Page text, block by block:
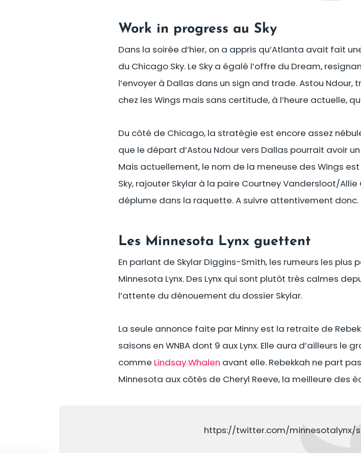
Work in progress au Sky
Dans la soirée d’hier, on a appris qu’Atlanta avait fait
du Chicago Sky. Le Sky a égalé l’offre du Dream,
l’envoyer à Dallas dans un sign and trade. Astou
chez les Wings mais sans certitude, à l’heure actuelle,
Du côté de Chicago, la stratégie est encore assez
que le départ d’Astou Ndour vers Dallas pourrait avoir
Mais actuellement, le nom de la meneuse des Wings
Sky, rajouter Skylar à la paire Courtney Vandersloot/
déplume dans la raquette. A suivre attentivement donc.
Les Minnesota Lynx guettent
En parlant de Skylar Diggins-Smith, les rumeurs les
Minnesota Lynx. Des Lynx qui sont plutôt très calmes
l’attente du dénouement du dossier Skylar.
La seule annonce faite par Minny est la retraite de
saisons en WNBA dont 9 aux Lynx. Elle aura d’ailleurs
comme Lindsay Whalen avant elle. Rebekkah ne part
Minnesota aux côtés de Cheryl Reeve, la meilleure des
https://twitter.com/minnesotalynx/